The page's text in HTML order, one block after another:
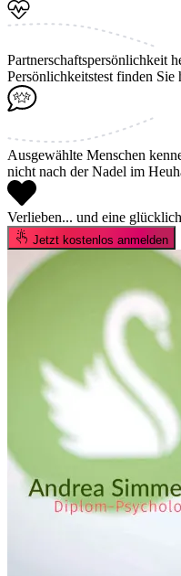
Partnerschaftspersönlichkeit
Persönlichkeitstest finden
Ausgewählte Menschen
nicht nach der Nadel im
Verlieben... und eine
Jetzt kostenlos anmelden